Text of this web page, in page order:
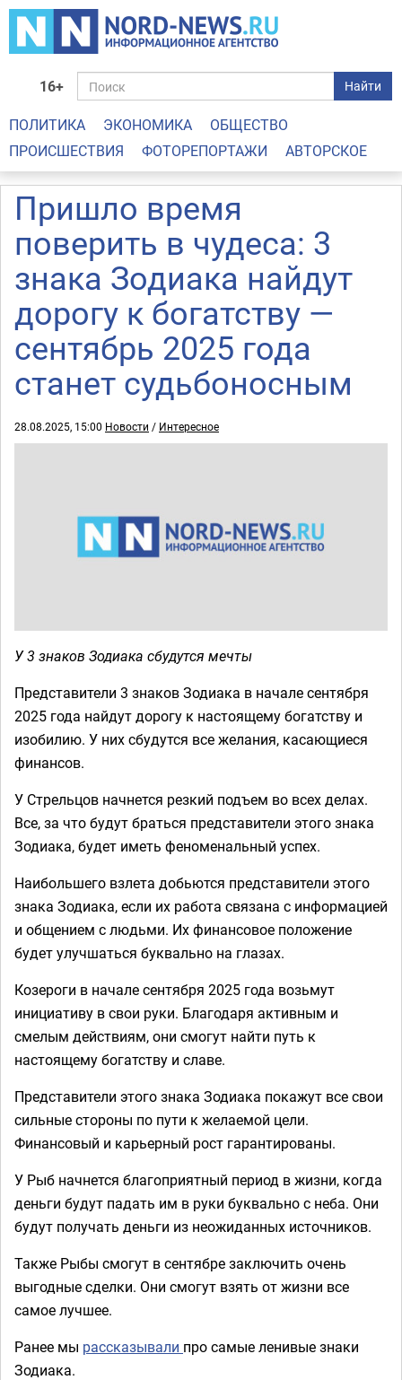
16+ Найти
ПОЛИТИКА ЭКОНОМИКА
ОБЩЕСТВО
ПРОИСШЕСТВИЯ
ФОТОРЕПОРТАЖИ АВТОРСКОЕ
Пришло время
поверить в чудеса: 3
знака Зодиака найдут
дорогу к богатству —
сентябрь 2025 года
станет судьбоносным
28.08.2025, 15:00 Новости / Интересное
У 3 знаков Зодиака сбудутся мечты
Представители 3 знаков Зодиака в начале сентября
2025 года найдут дорогу к настоящему богатству и
изобилию. У них сбудутся все желания, касающиеся
финансов.
У Стрельцов начнется резкий подъем во всех делах.
Все, за что будут браться представители этого знака
Зодиака, будет иметь феноменальный успех.
Наибольшего взлета добьются представители этого
знака Зодиака, если их работа связана с информацией
и общением с людьми. Их финансовое положение
будет улучшаться буквально на глазах.
Козероги в начале сентября 2025 года возьмут
инициативу в свои руки. Благодаря активным и
смелым действиям, они смогут найти путь к
настоящему богатству и славе.
Представители этого знака Зодиака покажут все свои
сильные стороны по пути к желаемой цели.
Финансовый и карьерный рост гарантированы.
У Рыб начнется благоприятный период в жизни, когда
деньги будут падать им в руки буквально с неба. Они
будут получать деньги из неожиданных источников.
Также Рыбы смогут в сентябре заключить очень
выгодные сделки. Они смогут взять от жизни все
самое лучшее.
Ранее мы рассказывали про самые ленивые знаки
Зодиака.